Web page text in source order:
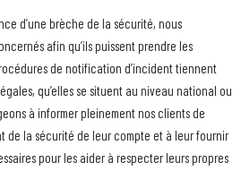
d’une brèche de la sécurité, nous
afin qu’ils puissent prendre les
de notification d’incident tiennent
qu’elles se situent au niveau national ou
à informer pleinement nos clients de
de la sécurité de leur compte et à leur fournir
pour les aider à respecter leurs propres